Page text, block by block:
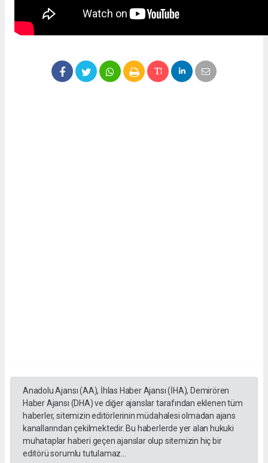
Anadolu Ajansı (AA), İhlas Haber Ajansı (İHA), Demirören
Haber Ajansı (DHA) ve diğer ajanslar tarafından eklenen tüm
haberler, sitemizin editörlerinin müdahalesi olmadan ajans
kanallarından çekilmektedir. Bu haberlerde yer alan hukuki
muhataplar haberi geçen ajanslar olup sitemizin hiç bir
editörü sorumlu tutulamaz...